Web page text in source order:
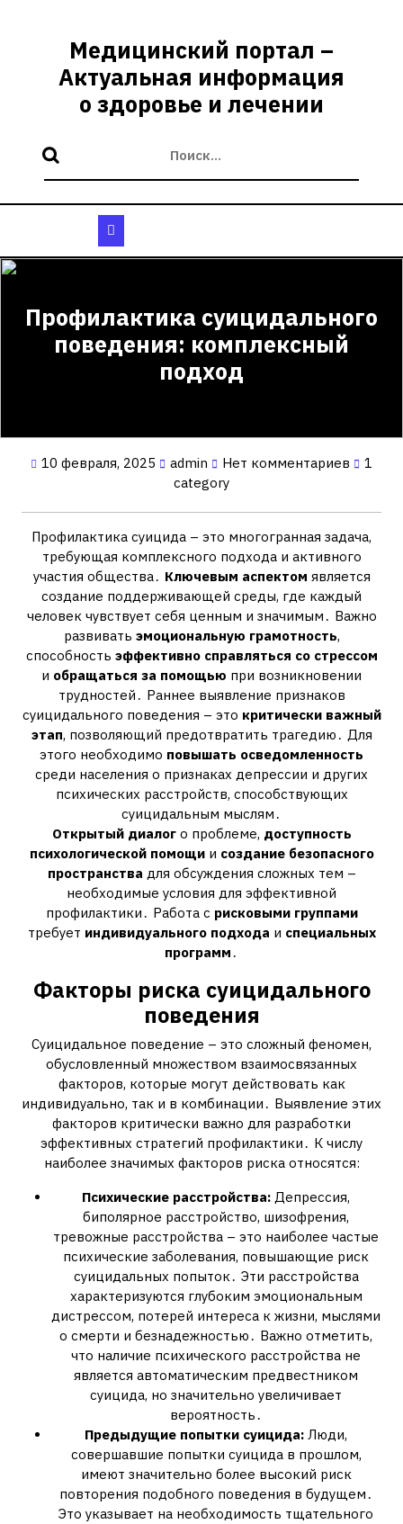
содержимомуМедицинский портал –
Актуальная информация
о здоровье и лечении
Профилактика суицидального
поведения: комплексный
подход
10 февраля, 2025 admin Нет комментариев
1
category
Профилактика суицида – это многогранная задача,
требующая комплексного подхода и активного
участия общества․ Ключевым аспектом является
создание поддерживающей среды, где каждый
человек чувствует себя ценным и значимым․ Важно
развивать эмоциональную грамотность,
способность эффективно справляться со стрессом
и обращаться за помощью при возникновении
трудностей․ Раннее выявление признаков
суицидального поведения – это критически важный
этап, позволяющий предотвратить трагедию․ Для
этого необходимо повышать осведомленность
среди населения о признаках депрессии и других
психических расстройств, способствующих
суицидальным мыслям․
Открытый диалого проблеме, доступность
психологической помощии создание безопасного
пространства для обсуждения сложных тем –
необходимые условия для эффективной
профилактики․ Работа с рисковыми группами
требует индивидуального подхода и специальных
программ ․
Факторы риска суицидального
поведения
Суицидальное поведение – это сложный феномен,
обусловленный множеством взаимосвязанных
факторов, которые могут действовать как
индивидуально, так и в комбинации․ Выявление этих
факторов критически важно для разработки
эффективных стратегий профилактики․ К числу
наиболее значимых факторов риска относятся:
Психические расстройства: Депрессия,
биполярное расстройство, шизофрения,
тревожные расстройства – это наиболее частые
психические заболевания, повышающие риск
суицидальных попыток․ Эти расстройства
характеризуются глубоким эмоциональным
дистрессом, потерей интереса к жизни, мыслями
о смерти и безнадежностью․ Важно отметить,
что наличие психического расстройства не
является автоматическим предвестником
суицида, но значительно увеличивает
вероятность․
Предыдущие попытки суицида: Люди,
совершавшие попытки суицида в прошлом,
имеют значительно более высокий риск
повторения подобного поведения в будущем․
Это указывает на необходимость тщательного